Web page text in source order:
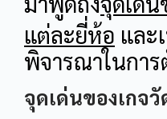
แต่ละยี่ห้อ และ
พิจารณาในกา
จุดเด่นของเกจ